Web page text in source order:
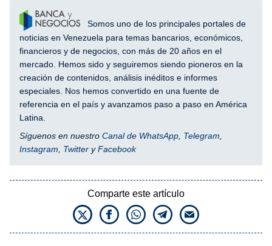
Somos uno de los principales portales de
noticias en Venezuela para temas bancarios, económicos,
financieros y de negocios, con más de 20 años en el
mercado. Hemos sido y seguiremos siendo pioneros en la
creación de contenidos, análisis inéditos e informes
especiales. Nos hemos convertido en una fuente de
referencia en el país y avanzamos paso a paso en América
Latina.
Síguenos en nuestro Canal de WhatsApp Telegram
Instagram
Twitter yFacebook
Comparte este artículo